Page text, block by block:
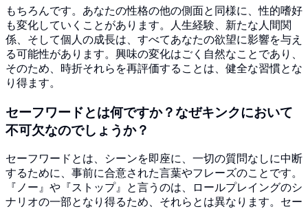
もちろんです。あなたの性格の他の側面と同様に、性的嗜好
も変化していくことがあります。人生経験、新たな人間関
係、そして個人の成長は、すべてあなたの欲望に影響を与え
る可能性があります。興味の変化はごく自然なことであり、
そのため、時折それらを再評価することは、健全な習慣とな
り得ます。
セーフワードとは何ですか？なぜキンクにおいて
不可欠なのでしょうか？
セーフワードとは、シーンを即座に、一切の質問なしに中断
するために、事前に合意された言葉やフレーズのことです。
『ノー』や『ストップ』と言うのは、ロールプレイングのシ
ナリオの一部となり得るため、それらとは異なります。セー